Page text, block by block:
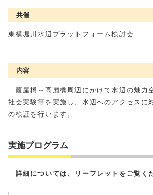
共催
東横堀川水辺プラットフォーム検討会
内容
葭屋橋～高麗橋周辺にかけて水辺の魅力
社会実験等を実施し、水辺へのアクセスに
の検証を行います。
実施プログラム
詳細については、リーフレットをご覧く